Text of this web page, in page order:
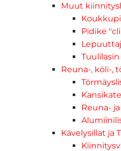
Muut
Pidike
Reuna-, köli-,
Kansikate
Reuna-
Kävelysillat ja